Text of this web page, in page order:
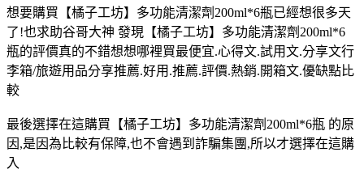
想要購買【橘子工坊】多功能清潔劑200ml*6瓶已經想很多天
了!也求助谷哥大神 發現【橘子工坊】多功能清潔劑200ml*6
瓶的評價真的不錯想想哪裡買最便宜.心得文.試用文.分享文行
李箱/旅遊用品分享推薦.好用.推薦.評價.熱銷.開箱文.優缺點比
較
最後選擇在這購買【橘子工坊】多功能清潔劑200ml*6瓶 的原
因,是因為比較有保障,也不會遇到詐騙集團,所以才選擇在這購
入